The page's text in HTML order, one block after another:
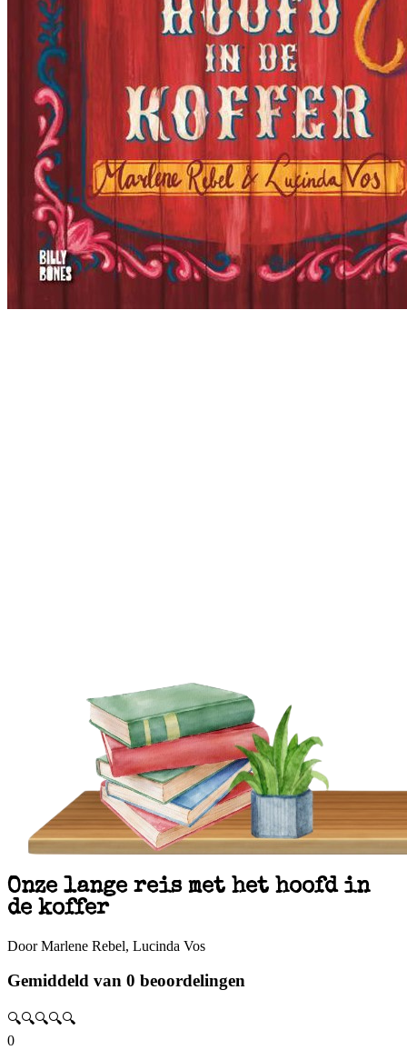
Onze lange reis met het hoofd in
de koffer
Door Marlene Rebel, Lucinda Vos
Gemiddeld van 0 beoordelingen
🔍🔍🔍🔍🔍
0